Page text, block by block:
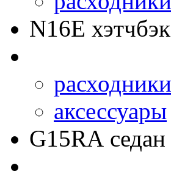
N16E
расходники
аксессуары
G15RA